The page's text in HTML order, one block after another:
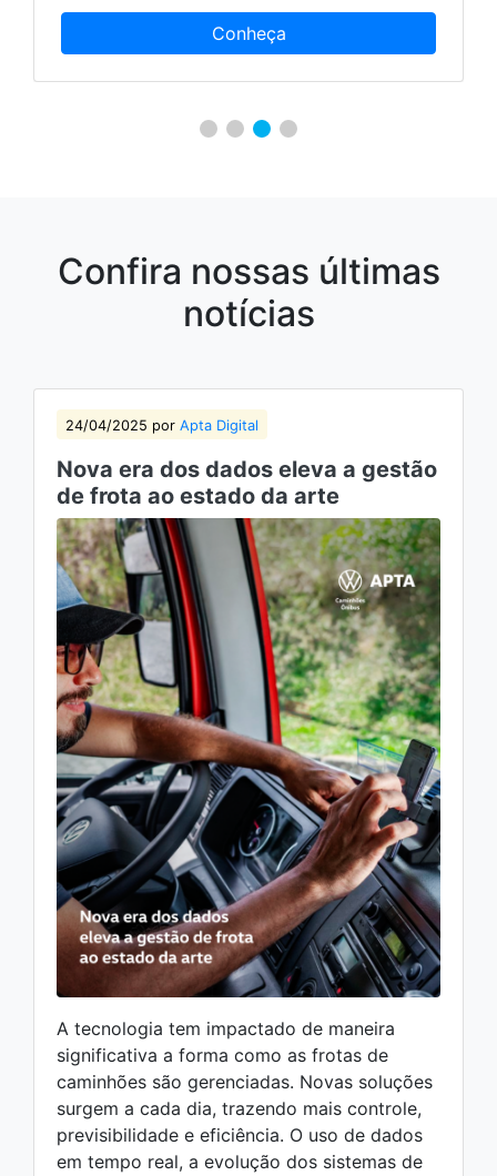
Conheça
Confira nossas últimas
notícias
24/04/2025 por Apta Digital
Nova era dos dados eleva a gestão
de frota ao estado da arte
A tecnologia tem impactado de maneira
significativa a forma como as frotas de
caminhões são gerenciadas. Novas soluções
surgem a cada dia, trazendo mais controle,
previsibilidade e eficiência. O uso de dados
em tempo real, a evolução dos sistemas de